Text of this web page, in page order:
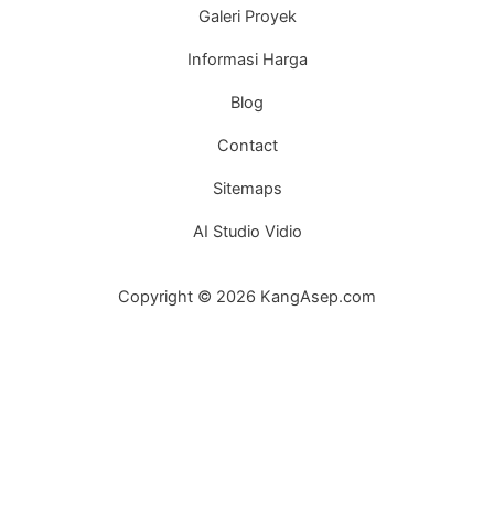
Galeri Proyek
Informasi Harga
Blog
Contact
Sitemaps
AI Studio Vidio
Copyright © 2026 KangAsep.com